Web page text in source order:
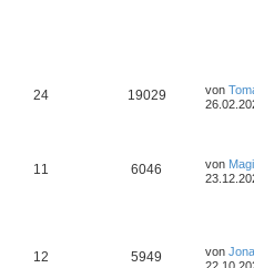
24 19029 von
11 6046 von
12 5949 von